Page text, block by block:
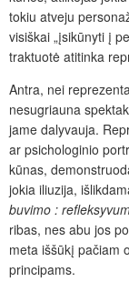
tokiu atveju
visiškai „įsikūnyti į
traktuotė atitinka
Antra, nei
nesugriauna
jame dalyvauja.
ar psichologinio
kūnas,
jokia iliuzija,
buvimo :
ribas, nes abu jos
meta iššūkį pačiam
principams.